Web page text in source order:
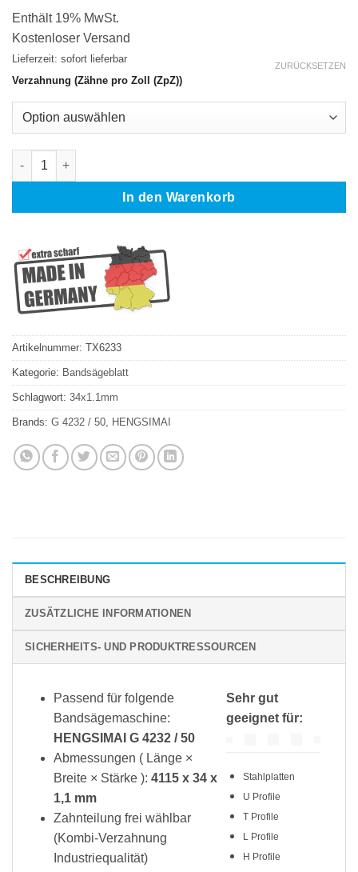
Enthält 19% MwSt.
Kostenloser Versand
Lieferzeit: sofort lieferbar
Verzahnung (Zähne pro Zoll (ZpZ))
ZURÜCKSETZEN
HENGSIMAI G 4232 / 50 Bandsägeblatt M42 HSS 4115 x 34 x
In den Warenkorb
Artikelnummer: TX6233
Kategorie: Bandsägeblatt
Schlagwort: 34x1.1mm
Brands: G 4232 / 50 HENGSIMAI
BESCHREIBUNG
ZUSÄTZLICHE INFORMATIONEN
SICHERHEITS- UND PRODUKTRESSOURCEN
Passend für folgende
Bandsägemaschine:
HENGSIMAI G 4232 / 50
Abmessungen ( Länge ×
Breite × Stärke ): 4115 x 34 x
1,1 mm
Zahnteilung frei wählbar
(Kombi-Verzahnung
Industriequalität)
Sehr gut
geeignet für:
Stahlplatten
U Profile
T Profile
L Profile
H Profile